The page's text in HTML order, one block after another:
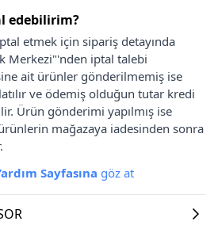
edebilirim?
etmek için sipariş detayında
Merkezi"'nden iptal talebi
ait ürünler gönderilmemiş ise
ve ödemiş olduğun tutar kredi
Ürün gönderimi yapılmış ise
mağazaya iadesinden sonra
Sayfasına göz at